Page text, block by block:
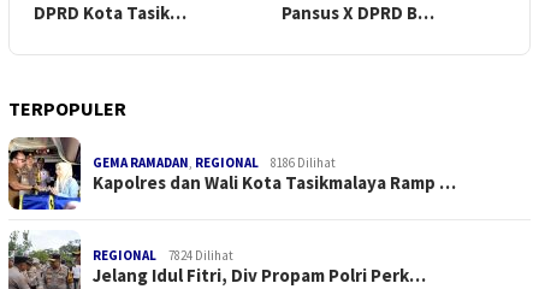
DPRD Kota Tasik… Pansus X DPRD B…
TERPOPULER
GEMA RAMADAN, REGIONAL 8186 Dilihat
Kapolres dan Wali Kota Tasikmalaya Ramp …
REGIONAL 7824 Dilihat
Jelang Idul Fitri, Div Propam Polri Perk…